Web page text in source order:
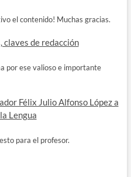
el contenido! Muchas gracias.
de redacción
por ese valioso e importante
Félix Julio Alfonso López a
Lengua
para el profesor.